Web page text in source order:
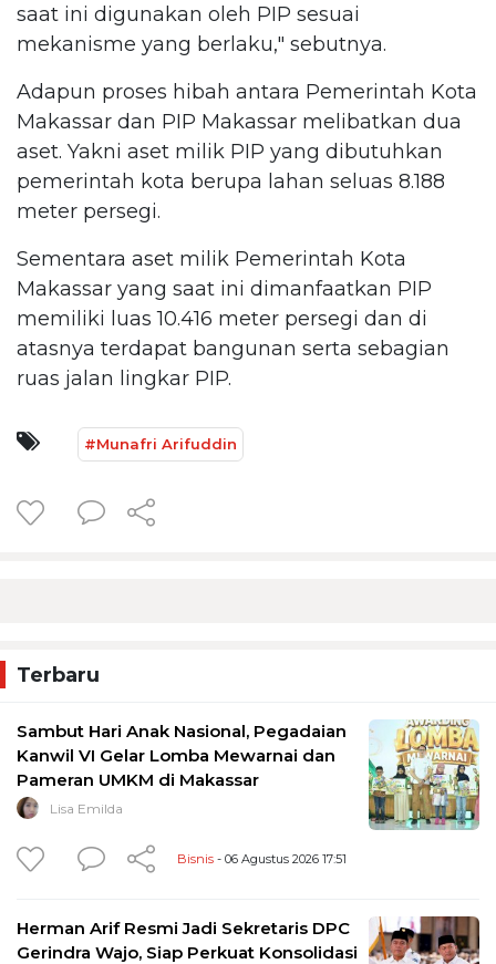
saat ini digunakan oleh PIP sesuai
mekanisme yang berlaku," sebutnya.
Adapun proses hibah antara Pemerintah Kota
Makassar dan PIP Makassar melibatkan dua
aset. Yakni aset milik PIP yang dibutuhkan
pemerintah kota berupa lahan seluas 8.188
meter persegi.
Sementara aset milik Pemerintah Kota
Makassar yang saat ini dimanfaatkan PIP
memiliki luas 10.416 meter persegi dan di
atasnya terdapat bangunan serta sebagian
ruas jalan lingkar PIP.
#Munafri Arifuddin
Terbaru
Sambut Hari Anak Nasional, Pegadaian
Kanwil VI Gelar Lomba Mewarnai dan
Pameran UMKM di Makassar
Lisa Emilda
Bisnis - 06 Agustus 2026 17:51
Herman Arif Resmi Jadi Sekretaris DPC
Gerindra Wajo, Siap Perkuat Konsolidasi